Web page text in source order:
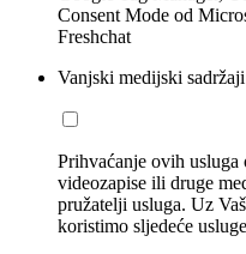
Consent Mode od
Freshchat
Vanjski medijski sadržaji
Prihvaćanje ovih usluga
videozapise ili druge
pružatelji usluga. Uz
koristimo sljedeće